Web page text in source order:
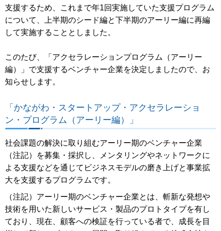
支援するため、これまで年1回実施していた支援プログラム
について、上半期のシード編と下半期のアーリー編に再編
して実施することとしました。
このたび、「アクセラレーションプログラム（アーリー
編）」で支援するベンチャー企業を決定しましたので、お
知らせします。
「かながわ・スタートアップ・アクセラレーショ
ン・プログラム（アーリー編）」
社会課題の解決に取り組むアーリー期のベンチャー企業
（注記）を募集・採択し、メンタリングやネットワークに
よる支援などを通じてビジネスモデルの磨き上げと事業拡
大を支援するプログラムです。
（注記）アーリー期のベンチャー企業とは、斬新な発想や
技術を用いた新しいサービス・製品のプロトタイプを有し
ており、現在、顧客への検証を行っている者で、成長を目